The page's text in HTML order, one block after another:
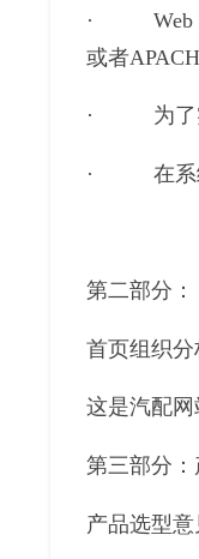
· Web
或者
· 为了实
· 在系统
第二部分：
首页组织分
这是汽配网
第三部分
产品选型意